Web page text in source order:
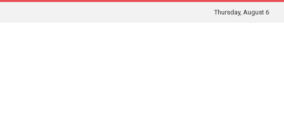
Thursday, August 6